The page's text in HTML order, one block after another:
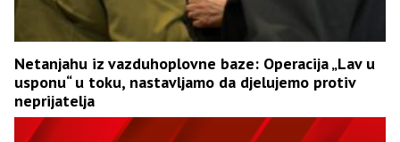
Netanjahu iz vazduhoplovne baze: Operacija „Lav u
usponu“ u toku, nastavljamo da djelujemo protiv
neprijatelja